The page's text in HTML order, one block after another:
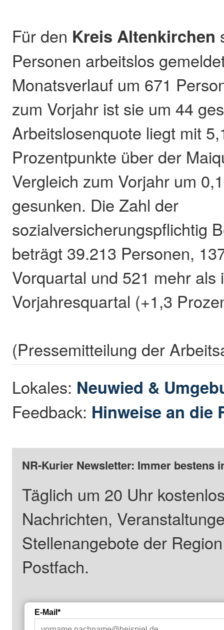
Für den Kreis Altenkirchen
Personen arbeitslos
Monatsverlauf um 671
zum Vorjahr ist sie um 44
Arbeitslosenquote liegt mit
Prozentpunkte über der
Vergleich zum Vorjahr um
gesunken. Die Zahl der
sozialversicherungspflichtig
beträgt 39.213 Personen,
Vorquartal und 521 mehr als
Vorjahresquartal (+1,3
(Pressemitteilung der
Lokales: Neuwied &
Feedback: Hinweise an die
NR-Kurier Newsletter: Immer bestens
Täglich um 20 Uhr
Nachrichten,
Stellenangebote der
Postfach.
E-Mail*